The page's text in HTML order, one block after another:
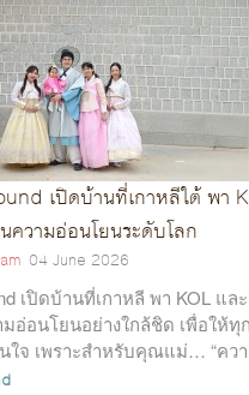
เปิดบ้านที่เกาหลีใต้ พา
ความอ่อนโยนระดับโลก
04 June 2026
เปิดบ้านที่เกาหลี พา KOL แ
อ่อนโยนอย่างใกล้ชิด เพื่อให้ทุ
ใจ เพราะสำหรับคุณแม่… “คว